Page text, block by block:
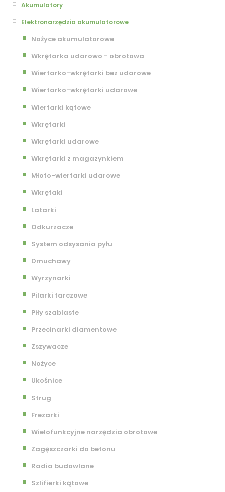
Akumulatory
Elektronarzędzia akumulatorowe
Nożyce akumulatorowe
Wkrętarka udarowo - obrotowa
Wiertarko-wkrętarki bez udarowe
Wiertarko-wkrętarki udarowe
Wiertarki kątowe
Wkrętarki
Wkrętarki udarowe
Wkrętarki z magazynkiem
Młoto-wiertarki udarowe
Wkrętaki
Latarki
Odkurzacze
System odsysania pyłu
Dmuchawy
Wyrzynarki
Pilarki tarczowe
Piły szablaste
Przecinarki diamentowe
Zszywacze
Nożyce
Ukośnice
Strug
Frezarki
Wielofunkcyjne narzędzia obrotowe
Zagęszczarki do betonu
Radia budowlane
Szlifierki kątowe